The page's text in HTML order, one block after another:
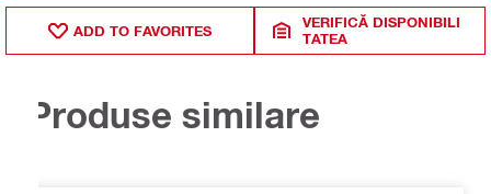
ADD TO FAVORITES
VERIFICĂ DISPONIBILI
TATEA
Produse similare